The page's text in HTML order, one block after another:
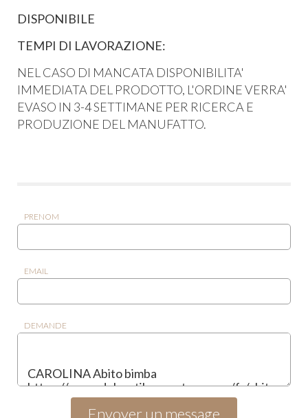
DISPONIBILE
TEMPI DI LAVORAZIONE:
NEL CASO DI MANCATA DISPONIBILITA'
IMMEDIATA DEL PRODOTTO, L'ORDINE VERRA'
EVASO IN 3-4 SETTIMANE PER RICERCA E
PRODUZIONE DEL MANUFATTO.
PRENOM
EMAIL
DEMANDE